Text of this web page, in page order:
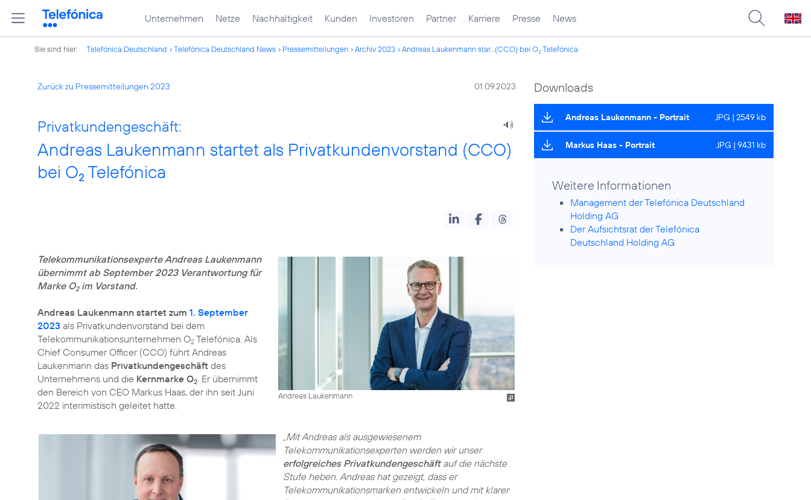
Unternehmen Netze Nachhaltigkeit Kunden Investoren Partner Karriere Presse News
Sie sind hier: Telefónica Deutschland Telefónica Deutschland News Pressemitteilungen Archiv 2023 Andreas Laukenmann star...(CCO) bei O2Telefónica
Zurück zu Pressemitteilungen 2023 01.09.2023
Privatkundengeschäft:
Andreas Laukenmann startet als Privatkundenvorstand (CCO)
bei O2 Telefónica
Andreas Laukenmann
Telekommunikationsexperte Andreas Laukenmann
übernimmt ab September 2023 Verantwortung für
Marke O2im Vorstand.
Andreas Laukenmann startet zum 1. September
2023 als Privatkundenvorstand bei dem
Telekommunikationsunternehmen O2 Telefónica. Als
Chief Consumer Officer (CCO) führt Andreas
Laukenmann das Privatkundengeschäft des
Unternehmens und die Kernmarke O2. Er übernimmt
den Bereich von CEO Markus Haas, der ihn seit Juni
2022 interimistisch geleitet hatte.
„Mit Andreas als ausgewiesenem
Telekommunikationsexperten werden wir unser
erfolgreiches Privatkundengeschäftauf die nächste
Stufe heben. Andreas hat gezeigt, dass er
Telekommunikationsmarken entwickeln und mit klarer
Downloads
Andreas Laukenmann - Portrait JPG | 2549 kb
Markus Haas - Portrait JPG | 9431 kb
Weitere Informationen
Management der Telefónica Deutschland
Holding AG
Der Aufsichtsrat der Telefónica
Deutschland Holding AG